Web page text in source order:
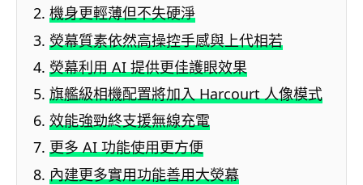
機身更輕薄但不失硬淨
熒幕質素依然高操控手感與上代相若
熒幕利用 AI 提供更佳護眼效果
旗艦級相機配置將加入 Harcourt 人像模式
效能強勁終支援無線充電
更多 AI 功能使用更方便
內建更多實用功能善用大熒幕